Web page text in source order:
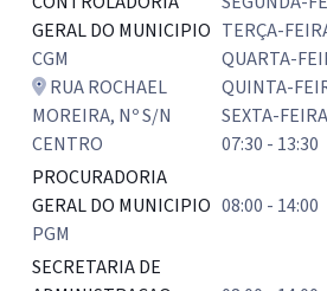
GERAL DO MUNICIPIO
CGM
RUA ROCHAEL
MOREIRA, Nº S/N
CENTRO
TERÇA-
QUARTA-
QUINTA-
SEXTA-FEIRA
07:30 - 13:30
PROCURADORIA
GERAL DO MUNICIPIO
PGM
08:00 - 14:00
SECRETARIA DE